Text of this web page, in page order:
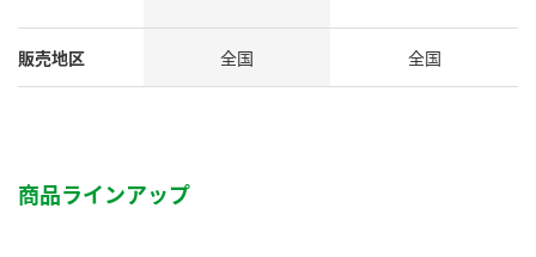
炊き込みご飯の素
つゆ
鍋なび
水の文化センター（アーカイブ）
ニュースリリース
お客様の声をいかしました
販売地区 全国 全国
商品ラインアップ